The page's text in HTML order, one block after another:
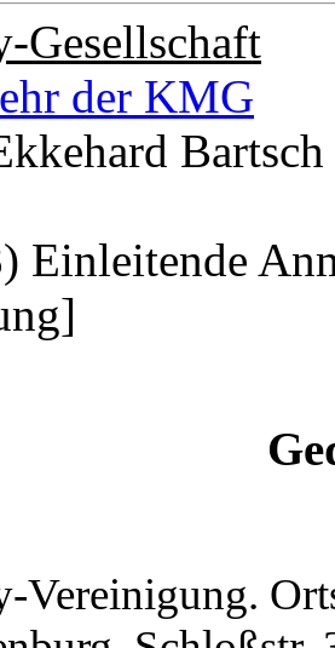
Gesellschaft
der KMG
Bartsch
Einleitende
Vereinigung.